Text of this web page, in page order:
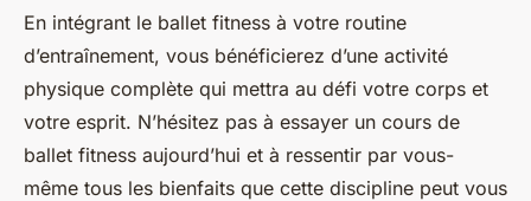
En intégrant le ballet fitness à votre routine
d’entraînement, vous bénéficierez d’une activité
physique complète qui mettra au défi votre corps et
votre esprit. N’hésitez pas à essayer un cours de
ballet fitness aujourd’hui et à ressentir par vous-
même tous les bienfaits que cette discipline peut vous